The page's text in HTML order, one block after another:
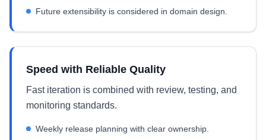
Future extensibility is considered in domain design.
Speed with Reliable Quality
Fast iteration is combined with review, testing, and
monitoring standards.
Weekly release planning with clear ownership.